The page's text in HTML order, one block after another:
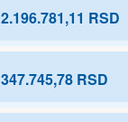
2.196.781,11 RSD
347.745,78 RSD